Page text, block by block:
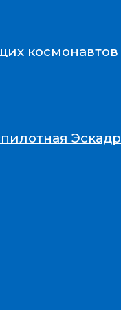
космонавтов